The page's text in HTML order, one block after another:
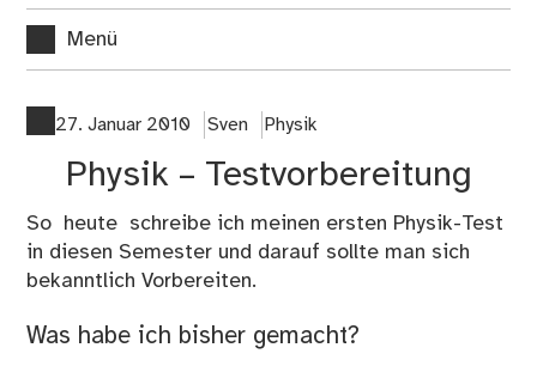
Menü
27. Januar 2010 Sven Physik
Physik – Testvorbereitung
So heute schreibe ich meinen ersten Physik-Test
in diesen Semester und darauf sollte man sich
bekanntlich Vorbereiten.
Was habe ich bisher gemacht?